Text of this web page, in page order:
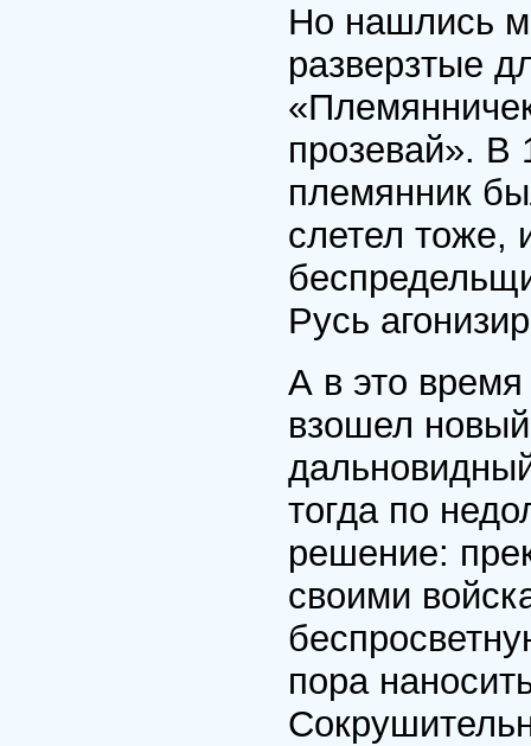
Но нашлись
разверзтые
прозевай». В
племянник
слетел тоже,
Русь
А в это время
взошел
тогда по
решение:
своими
пора